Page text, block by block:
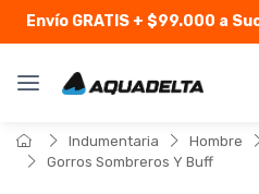
Envío GRATIS+ $99.000 a
Indumentaria Hombre
Gorros Sombreros Y Buff